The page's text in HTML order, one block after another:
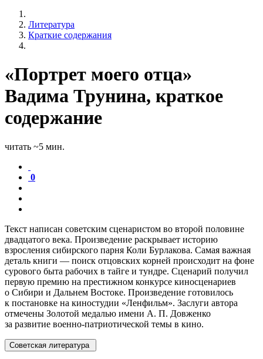
Литература
Краткие содержания
«Портрет моего отца»
Вадима Трунина, краткое
содержание
читать ~5 мин.
0
Текст написан советским сценаристом во второй половине
двадцатого века. Произведение раскрывает историю
взросления сибирского парня Коли Бурлакова. Самая важная
деталь книги — поиск отцовских корней происходит на фоне
сурового быта рабочих в тайге и тундре. Сценарий получил
первую премию на престижном конкурсе киносценариев
о Сибири и Дальнем Востоке. Произведение готовилось
к постановке на киностудии «Ленфильм». Заслуги автора
отмечены Золотой медалью имени А. П. Довженко
за развитие военно-патриотической темы в кино.
Советская литература